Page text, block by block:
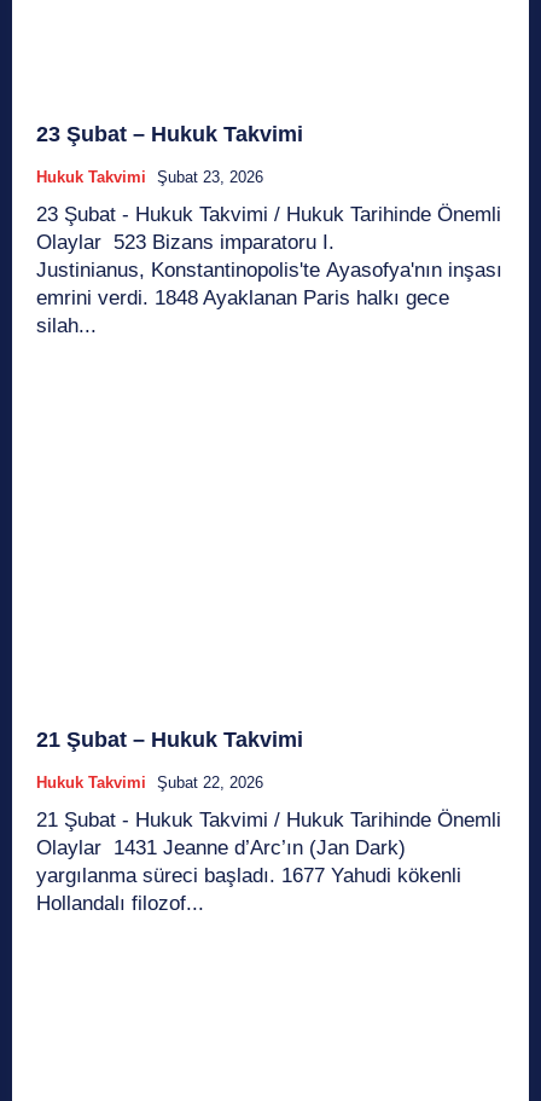
23 Şubat – Hukuk Takvimi
Hukuk Takvimi Şubat 23, 2026
23 Şubat - Hukuk Takvimi / Hukuk Tarihinde Önemli
Olaylar 523 Bizans imparatoru I.
Justinianus, Konstantinopolis'te Ayasofya'nın inşası
emrini verdi. 1848 Ayaklanan Paris halkı gece
silah...
21 Şubat – Hukuk Takvimi
Hukuk Takvimi Şubat 22, 2026
21 Şubat - Hukuk Takvimi / Hukuk Tarihinde Önemli
Olaylar 1431 Jeanne d’Arc’ın (Jan Dark)
yargılanma süreci başladı. 1677 Yahudi kökenli
Hollandalı filozof...